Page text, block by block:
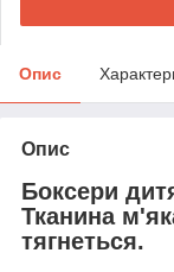
Опис
Опис
Боксери
Тканина
тягнеться.